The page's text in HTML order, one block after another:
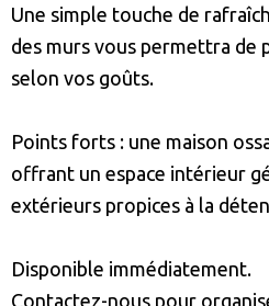
Une simple touche de
des murs vous permettra de
selon vos goûts.
Points forts : une maison
offrant un espace intérieur
extérieurs propices à la
Disponible immédiatement.
Contactez-nous pour